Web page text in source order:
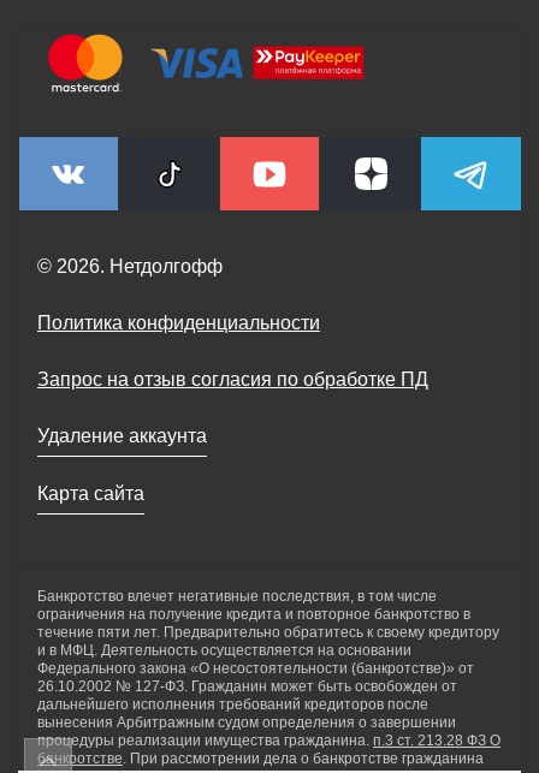
© 2026. Нетдолгофф
Политика конфиденциальности
Запрос на отзыв согласия по обработке ПД
Удаление аккаунта
Карта сайта
Банкротство влечет негативные последствия, в том числе
ограничения на получение кредита и повторное банкротство в
течение пяти лет. Предварительно обратитесь к своему кредитору
и в МФЦ. Деятельность осуществляется на основании
Федерального закона «О несостоятельности (банкротстве)» от
26.10.2002 № 127-ФЗ. Гражданин может быть освобожден от
дальнейшего исполнения требований кредиторов после
вынесения Арбитражным судом определения о завершении
процедуры реализации имущества гражданина. п.3 ст. 213.28 ФЗ О
банкротстве. При рассмотрении дела о банкротстве гражданина